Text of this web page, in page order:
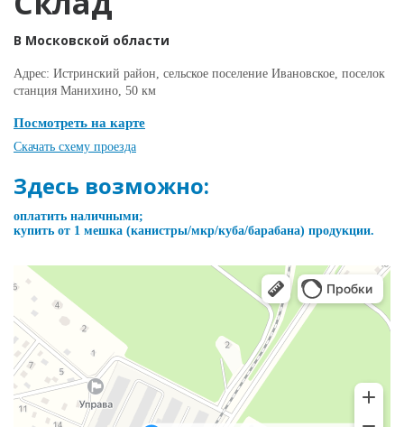
В Московской области
Адрес: Истринский район, сельское поселение Ивановское, поселок
станция Манихино, 50 км
Посмотреть на карте
Скачать схему проезда
Здесь возможно:
оплатить наличными;
купить от 1 мешка (канистры/мкр/куба/барабана) продукции.